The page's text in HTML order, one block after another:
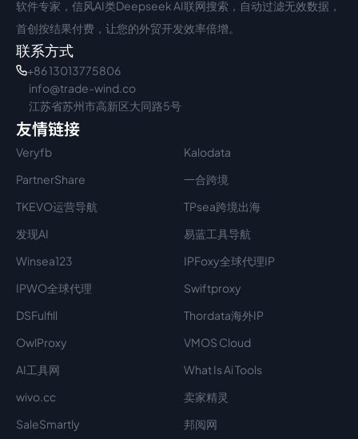
软件专家，信风AI类Deepseek AI联网搜索，自动过滤无效数据，
首创按结果付费，让您的外贸开发效率倍增。
联系方式
+86 13013775806
info@trade-wind.co
江苏省苏州市高新区大同路5号
友情链接
Veryfb
Kalodata
PartnerShare
一合跨境
TKEVO运营导航
TPsea跨境出海
发现AI
易蓝工具导航
Winsea123
IPFoxy全球代理IP
IPWO全球代理
Swiftproxy
DSFulfill
Thordata海外IP
OwlProxy
VMOS Cloud
AI工具网
What Is Ai Tools
wivo.cc
卖家精灵
SaleSmartly
邦阅网